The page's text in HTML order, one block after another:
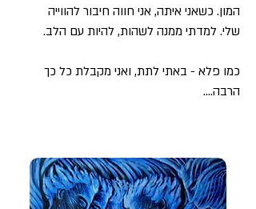
המון. כשאני איתה, אני חווה חיבור להווייה
שלי. למדתי ממנה לשהות, להיות עם הלב.
כמו פלא - באתי לתת, ואני מקבלת כל כך
הרבה….